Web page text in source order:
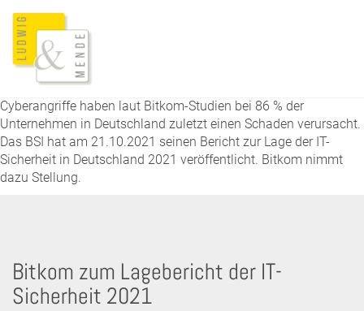
Cyberangriffe haben laut Bitkom-Studien bei 86 % der
Unternehmen in Deutschland zuletzt einen Schaden verursacht.
Das BSI hat am 21.10.2021 seinen Bericht zur Lage der IT-
Sicherheit in Deutschland 2021 veröffentlicht. Bitkom nimmt
dazu Stellung.
Bitkom zum Lagebericht der IT-
Sicherheit 2021